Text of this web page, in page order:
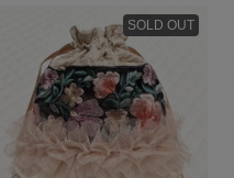
SOLD OUT